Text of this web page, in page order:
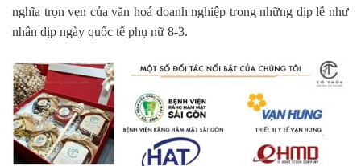
nghĩa trọn vẹn của văn hoá doanh nghiệp trong những dịp lễ như
nhân dịp ngày quốc tế phụ nữ 8-3.